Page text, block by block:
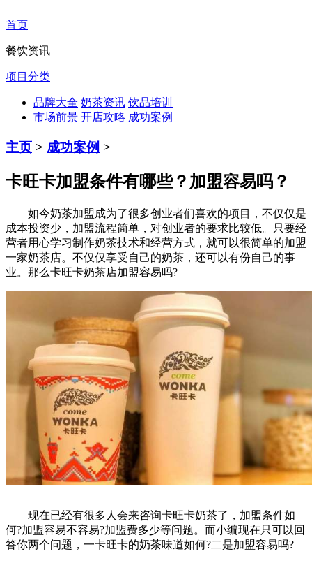
首页
餐饮资讯
项目分类
品牌大全 奶茶资讯 饮品培训
市场前景 开店攻略 成功案例
主页 > 成功案例 >
卡旺卡加盟条件有哪些？加盟容易吗？
如今奶茶加盟成为了很多创业者们喜欢的项目，不仅仅是
成本投资少，加盟流程简单，对创业者的要求比较低。只要经
营者用心学习制作奶茶技术和经营方式，就可以很简单的加盟
一家奶茶店。不仅仅享受自己的奶茶，还可以有份自己的事
业。那么卡旺卡奶茶店加盟容易吗?
现在已经有很多人会来咨询卡旺卡奶茶了，加盟条件如
何?加盟容易不容易?加盟费多少等问题。而小编现在只可以回
答你两个问题，一卡旺卡的奶茶味道如何?二是加盟容易吗?